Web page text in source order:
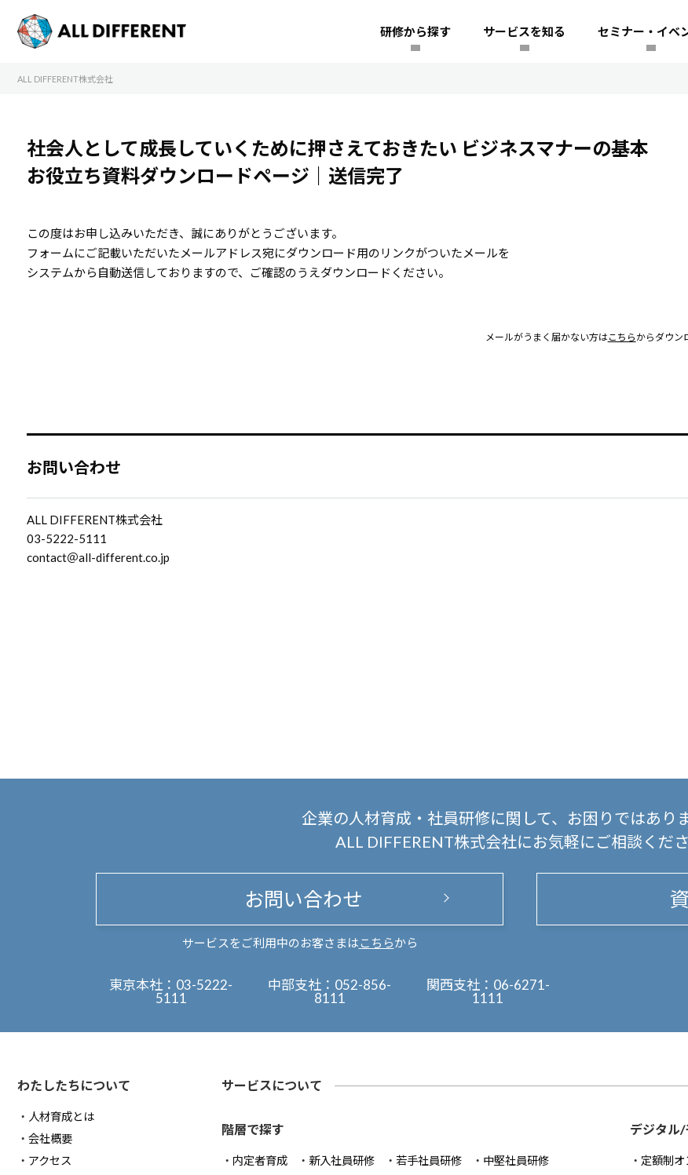
研修から探す サービスを知る セミナー・イベ
ALL DIFFERENT株式会社
社会人として成長していくために押さえておきたい ビジネスマナーの基本
お役立ち資料ダウンロードページ｜送信完了
この度はお申し込みいただき、誠にありがとうございます。
フォームにご記載いただいたメールアドレス宛にダウンロード用のリンクがついたメールを
システムから自動送信しておりますので、ご確認のうえダウンロードください。
メールがうまく届かない方はこちら からダウン
お問い合わせ
ALL DIFFERENT株式会社
03-5222-5111
contact＠all-different.co.jp
企業の人材育成・社員研修に関して、
お困りではあり
ALL DIFFERENT株式会社にお気軽にご相談くださ
お問い合わせ
サービスをご利用中のお客さまは こちらから
東京本社： 03-5222-
5111
中部支社： 052-856-
8111
関西支社： 06-6271-
1111
わたしたちについて
人材育成とは
会社概要
アクセス
サービスについて
階層で探す
内定者育成 新入社員研修 若手社員研修
中堅社員研修
デジタル
定額制